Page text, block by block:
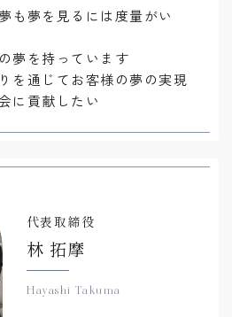
も夢を見るには度量がい
夢を持っています
を通じてお客様の夢の実現
に貢献したい
代表取締役
林 拓摩
Hayashi Takuma